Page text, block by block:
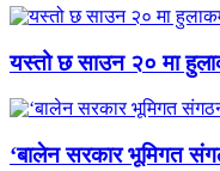
यस्तो छ साउन २० मा
‘बालेन सरकार भूमिगत